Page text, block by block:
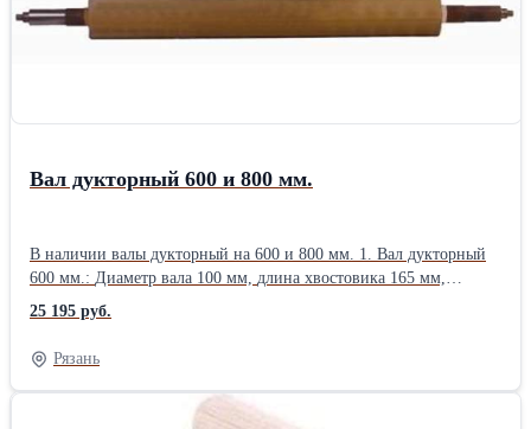
Вал дукторный 600 и 800 мм.
В наличии валы дукторный на 600 и 800 мм. 1. Вал дукторный
600 мм.: Диаметр вала 100 мм, длина хвостовика 165 мм,
посадочный диаметр под шестерню вращения - 38 мм,
посадочный диаметр под подшипник - 25 мм. 2. Вал дукторный
800 мм.: Диаметр вала 100 мм, длина хвостовика 170 мм,
посадочный диаметр под шестерню вращения - 38 мм,
посадочный диаметр под подшипник - 25 мм. Применяются для
равномерного и качественного распределения
25 195 руб.
Рязань